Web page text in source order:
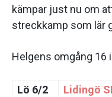
kämpar just nu om
streckkamp som lär
Helgens omgång 16
Lö 6/2
Lidingö